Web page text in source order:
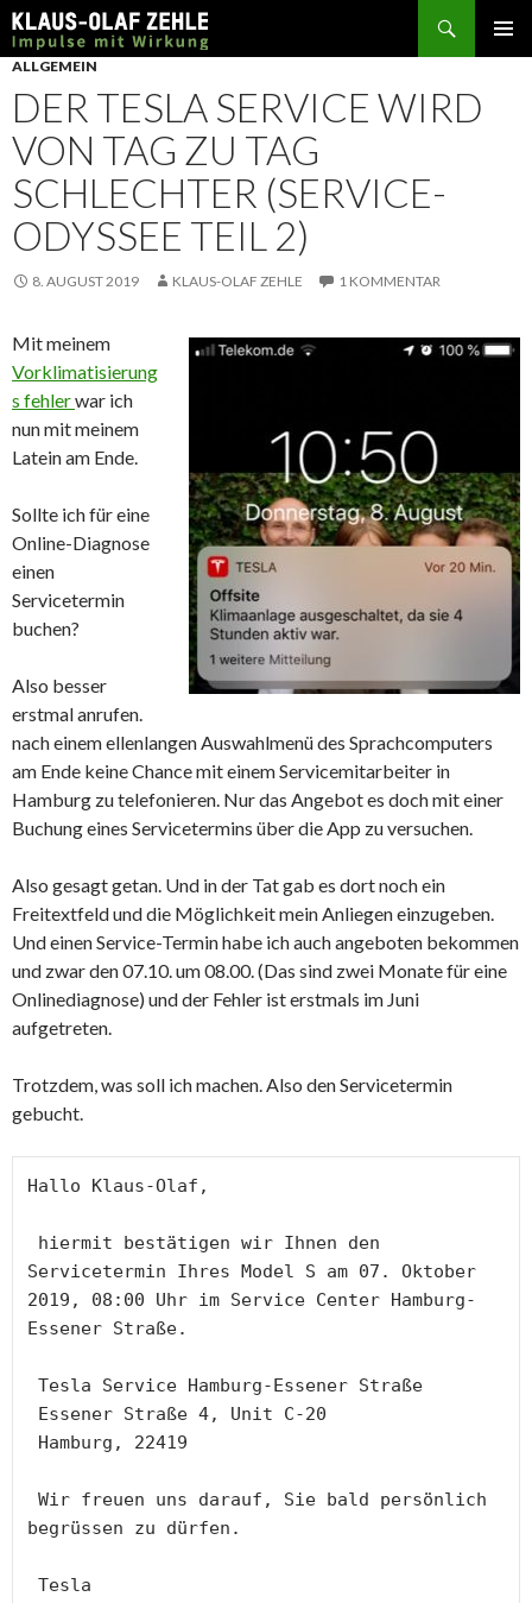
Suchen
SPRINGE
ZUM
INHALT
ALLGEMEIN
DER TESLA SERVICE WIRD
VON TAG ZU TAG
SCHLECHTER (SERVICE-
ODYSSEE TEIL 2)
8. AUGUST 2019 KLAUS-OLAF ZEHLE 1 KOMMENTAR
Mit meinem
Vorklimatisierung
s fehlerwar ich
nun mit meinem
Latein am Ende.
Sollte ich für eine
Online-Diagnose
einen
Servicetermin
buchen?
Also besser
erstmal anrufen.
nach einem ellenlangen Auswahlmenü des Sprachcomputers
am Ende keine Chance mit einem Servicemitarbeiter in
Hamburg zu telefonieren. Nur das Angebot es doch mit einer
Buchung eines Servicetermins über die App zu versuchen.
Also gesagt getan. Und in der Tat gab es dort noch ein
Freitextfeld und die Möglichkeit mein Anliegen einzugeben.
Und einen Service-Termin habe ich auch angeboten bekommen
und zwar den 07.10. um 08.00. (Das sind zwei Monate für eine
Onlinediagnose) und der Fehler ist erstmals im Juni
aufgetreten.
Trotzdem, was soll ich machen. Also den Servicetermin
gebucht.
Hallo Klaus-Olaf,
Servicetermin Ihres Model S am 07. Oktober
2019, 08:00 Uhr im Service Center Hamburg-
Essener Straße.
begrüssen zu dürfen.
Tesla